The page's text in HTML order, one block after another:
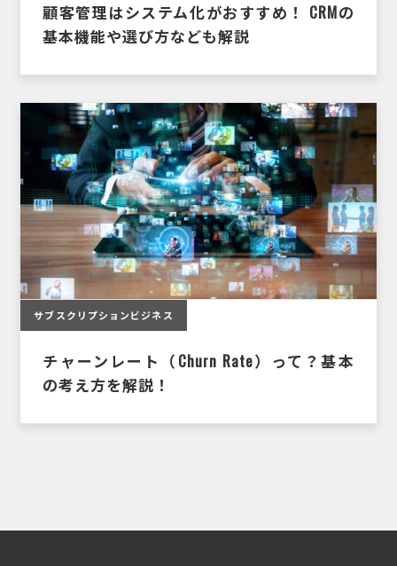
顧客管理はシステム化がおすすめ！ CRMの
基本機能や選び方なども解説
サブスクリプションビジネス
チャーンレート（Churn Rate）って？基本
の考え方を解説！